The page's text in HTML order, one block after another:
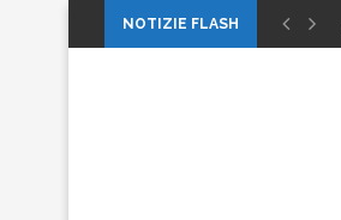
NOTIZIE FLASH